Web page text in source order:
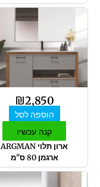
₪2,850
הוספה לסל
קנה עכשיו
ארון תלוי ARGMAN
ארגמן 80 ס"מ